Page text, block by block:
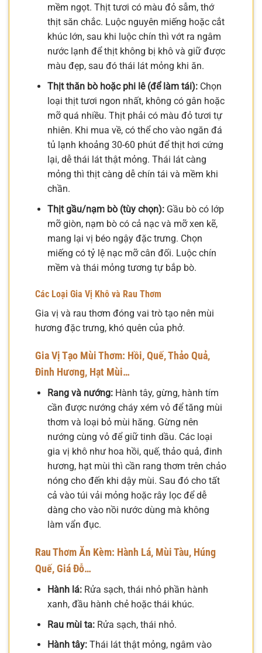
mềm ngọt. Thịt tươi có màu đỏ sẫm, thớ
thịt săn chắc. Luộc nguyên miếng hoặc cắt
khúc lớn, sau khi luộc chín thì vớt ra ngâm
nước lạnh để thịt không bị khô và giữ được
màu đẹp, sau đó thái lát mỏng khi ăn.
Thịt thăn bò hoặc phi lê (để làm tái):Chọn
loại thịt tươi ngon nhất, không có gân hoặc
mỡ quá nhiều. Thịt phải có màu đỏ tươi tự
nhiên. Khi mua về, có thể cho vào ngăn đá
tủ lạnh khoảng 30-60 phút để thịt hơi cứng
lại, dễ thái lát thật mỏng. Thái lát càng
mỏng thì thịt càng dễ chín tái và mềm khi
chần.
Thịt gầu/nạm bò (tùy chọn):Gầu bò có lớp
mỡ giòn, nạm bò có cả nạc và mỡ xen kẽ,
mang lại vị béo ngậy đặc trưng. Chọn
miếng có tỷ lệ nạc mỡ cân đối. Luộc chín
mềm và thái mỏng tương tự bắp bò.
Các Loại Gia Vị Khô và Rau Thơm
Gia vị và rau thơm đóng vai trò tạo nên mùi
hương đặc trưng, khó quên của phở.
Gia Vị Tạo Mùi Thơm: Hồi, Quế, Thảo Quả,
Đinh Hương, Hạt Mùi…
Rang và nướng:Hành tây, gừng, hành tím
cần được nướng cháy xém vỏ để tăng mùi
thơm và loại bỏ mùi hăng. Gừng nên
nướng cùng vỏ để giữ tinh dầu. Các loại
gia vị khô như hoa hồi, quế, thảo quả, đinh
hương, hạt mùi thì cần rang thơm trên chảo
nóng cho đến khi dậy mùi. Sau đó cho tất
cả vào túi vải mỏng hoặc rây lọc để dễ
dàng cho vào nồi nước dùng mà không
làm vẩn đục.
Rau Thơm Ăn Kèm: Hành Lá, Mùi Tàu, Húng
Quế, Giá Đỗ…
Hành lá:Rửa sạch, thái nhỏ phần hành
xanh, đầu hành chẻ hoặc thái khúc.
Rau mùi ta:Rửa sạch, thái nhỏ.
Hành tây:Thái lát thật mỏng, ngâm vào